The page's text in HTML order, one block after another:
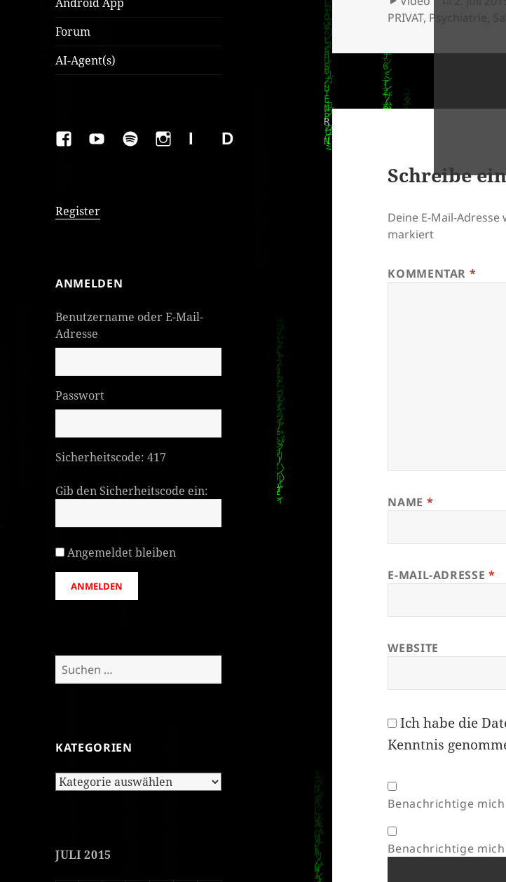
Forum
AI-Agent(s)
FAKEBOOK
YOUTUBESPOTIFYINSTAGRAM
IMPRESSUMDatenschutzerklärung
Register
ANMELDEN
Benutzername oder E-Mail-
Adresse
Passwort
Sicherheitscode: 417
Gib den Sicherheitscode ein:
Angemeldet bleiben
ANMELDEN
Suchen
nach:
KATEGORIEN
Kategorien
JULI 2015
PRIVAT, Psychiatrie
Schreibe
Deine E-Mail-
markiert
KOMMENTAR *
NAME *
E-MAIL-ADRESSE *
WEBSITE
Ich habe die
Kenntnis
Benachrichtige
Benachrichtige